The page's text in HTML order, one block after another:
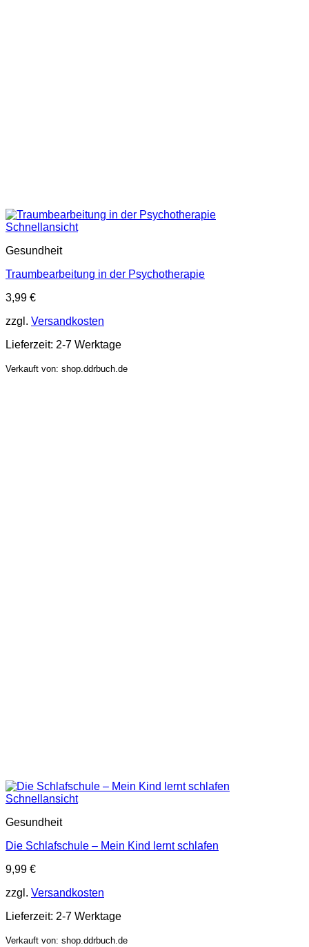
Schnellansicht
Gesundheit
Traumbearbeitung in der Psychotherapie
3,99 €
zzgl. Versandkosten
Lieferzeit: 2-7 Werktage
Verkauft von: shop.ddrbuch.de
Schnellansicht
Gesundheit
Die Schlafschule – Mein Kind lernt schlafen
9,99 €
zzgl. Versandkosten
Lieferzeit: 2-7 Werktage
Verkauft von: shop.ddrbuch.de